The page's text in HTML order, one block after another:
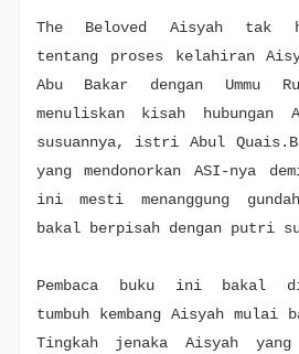
The Beloved Aisyah tak
tentang proses kelahiran
Abu Bakar dengan Ummu
menuliskan kisah hubungan
susuannya, istri Abul
yang mendonorkan ASI-nya
ini mesti menanggung
bakal berpisah dengan putri
Pembaca buku ini bakal
tumbuh kembang Aisyah mulai
Tingkah jenaka Aisyah yang